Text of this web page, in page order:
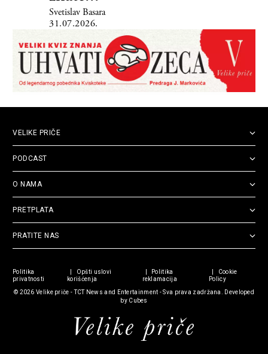
Svetislav Basara
31.07.2026.
VELIKE PRIČE
PODCAST
O NAMA
PRETPLATA
PRATITE NAS
Politika
privatnosti
Opšti uslovi
korišćenja
Politika
reklamacija
Cookie
Policy
© 2026Velike priče - TCT News and Entertainment - Sva prava zadržana. Developed
by Cubes